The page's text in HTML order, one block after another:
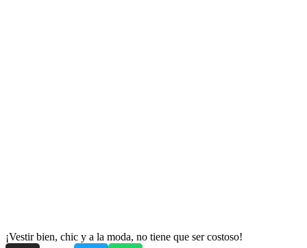
¡Vestir bien, chic y a la moda, no tiene que ser costoso!